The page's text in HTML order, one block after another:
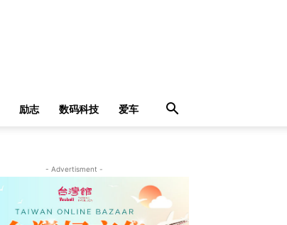
励志 数码科技 爱车
- Advertisment -